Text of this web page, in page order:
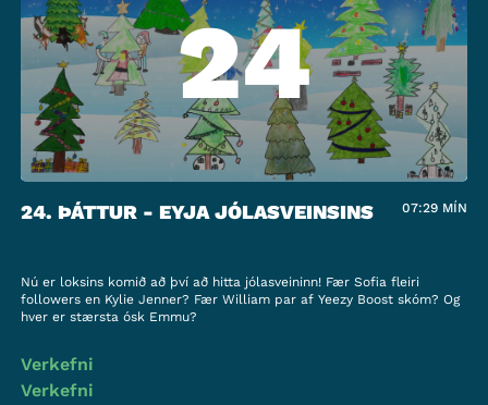
24
24. ÞÁTTUR - EYJA JÓLASVEINSINS 07:29 MÍN
Nú er loksins komið að því að hitta jólasveininn! Fær Sofia fleiri
followers en Kylie Jenner? Fær William par af Yeezy Boost skóm? Og
hver er stærsta ósk Emmu?
Verkefni
Verkefni